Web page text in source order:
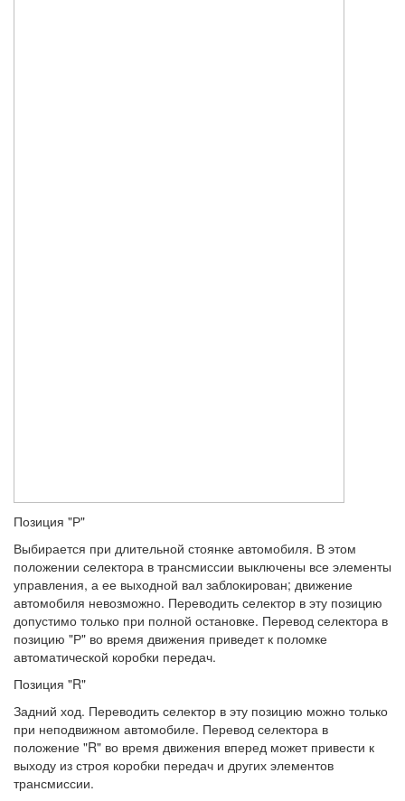
Позиция "Р"
Выбирается при длительной стоянке автомобиля. В этом
положении селектора в трансмиссии выключены все элементы
управления, а ее выходной вал заблокирован; движение
автомобиля невозможно. Переводить селектор в эту позицию
допустимо только при полной остановке. Перевод селектора в
позицию "Р" во время движения приведет к поломке
автоматической коробки передач.
Позиция "R"
Задний ход. Переводить селектор в эту позицию можно только
при неподвижном автомобиле. Перевод селектора в
положение "R" во время движения вперед может привести к
выходу из строя коробки передач и других элементов
трансмиссии.